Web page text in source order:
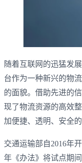
随着互联网的迅猛发
台作为一种新兴的物
的面貌。‌借助先进的
现了物流资源的高效
加便捷、‌透明、‌安全的
交通运输部自2016年
年《办法》将试点期